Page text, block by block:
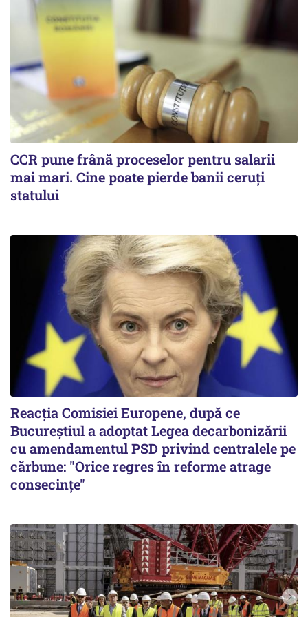
CCR pune frână proceselor pentru salarii
mai mari. Cine poate pierde banii ceruți
statului
Reacția Comisiei Europene, după ce
Bucureștiul a adoptat Legea decarbonizării
cu amendamentul PSD privind centralele pe
cărbune: "Orice regres în reforme atrage
consecințe"